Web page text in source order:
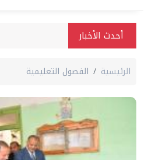
أحدث الأخبار
الرئيسية الفصول التعليمية